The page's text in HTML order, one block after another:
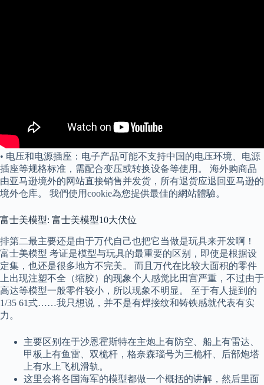
• 电压和电源插座：电子产品可能不支持中国的电压环境、电源
插座等规格标准，需配合变压或转换设备等使用。 海外购商品
由亚马逊境外的网站直接销售并发货，所有退货应退回亚马逊的
境外仓库。 我們使用cookie為您提供最佳的網站體驗。
富士美模型: 富士美模型10大伏位
排第二最主要还是由于万代自己也把它当做是玩具来开发啊！
富士美模型 考证是模型与玩具的最重要的区别，即使是根据设
定集，也还是很多地方不完美。 而且万代在比较大面积的零件
上出现注塑不全（缩胶）的现象个人感觉比田宫严重，不过由于
高达等模型一般零件较小，所以现象不明显。 至于有人提到的
1/35 61式……我只想说，并不是有焊接纹和铸铁感就代表有实
力。
主要区别在于沙恩霍斯特在主炮上有防空、船上有雷达、
甲板上有鱼雷、双桅杆，格奈森瑙号为三桅杆、后部炮塔
上有水上飞机滑轨。
这里会将各国海军的模型都做一个概括的讲解，然后里面